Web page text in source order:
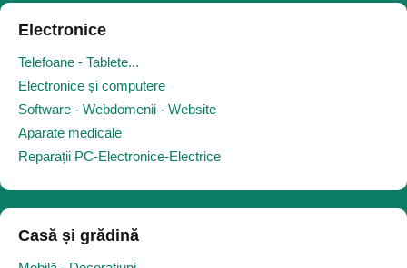
Electronice
Telefoane - Tablete...
Electronice și computere
Software - Webdomenii - Website
Aparate medicale
Reparații PC-Electronice-Electrice
Casă și grădină